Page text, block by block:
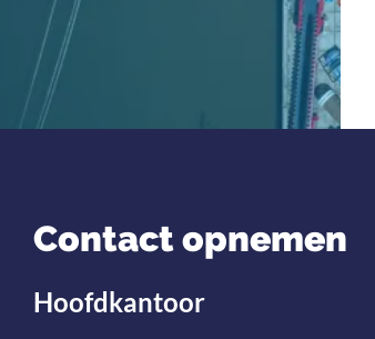
Contact opnemen
Hoofdkantoor